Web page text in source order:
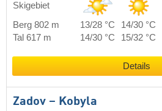
Skigebiet
Berg 802 m 13/28 °C 14/30 °C
Tal 617 m
14/30 °C 15/32 °C
Details
Zadov – Kobyla